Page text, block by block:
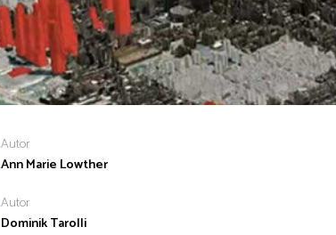
Autor
Ann Marie Lowther
Autor
Dominik Tarolli